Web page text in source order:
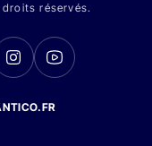
réservés.